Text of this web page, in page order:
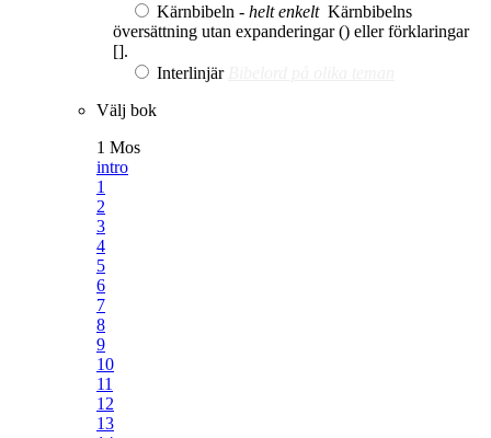
Kärnbibeln - helt enkelt Kärnbibelns
översättning utan expanderingar () eller förklaringar
[].
Interlinjär
Välj bok
1 Mos
intro
1
2
3
4
5
6
7
8
9
10
11
12
13